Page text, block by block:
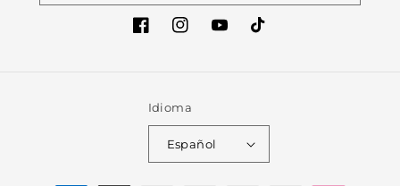
FacebookInstagramYouTubeTikTok
Idioma
Español